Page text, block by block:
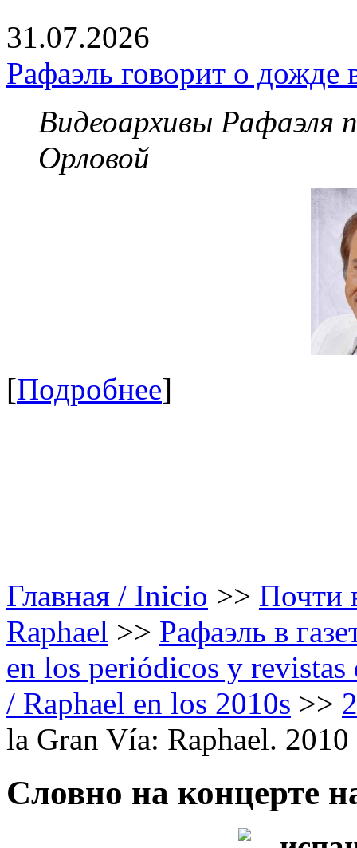
31.07.2026
Рафаэль говорит о дожде
Видеоархивы Рафаэля
Орловой
[Подробнее]
Главная / Inicio >> Почти
Raphael >> Рафаэль в
en los periódicos y
/ Raphael en los 2010s >>
la Gran Vía: Raphael. 2010
Словно на концерте